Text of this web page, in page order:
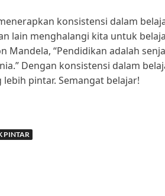
konsistensi dalam
lain menghalangi kita untuk
Mandela, “Pendidikan adalah
Dengan konsistensi dalam
pintar. Semangat belajar!
PINTAR